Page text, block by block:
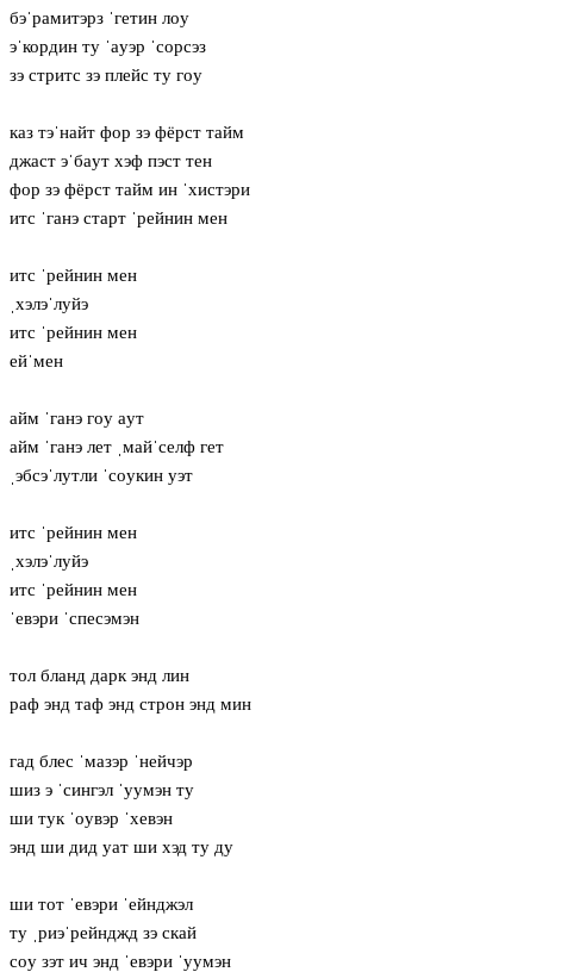
бэˈрамитэрз ˈгетин лoу
эˈкордин ту ˈaуэр ˈсорсэз
зэ стритс зэ плейс ту гoу
каз тэˈнайт фор зэ фёрст тайм
джаст эˈбaут хэф пэст тен
фор зэ фёрст тайм ин ˈхистэри
итс ˈганэ старт ˈрейнин мен
итс ˈрейнин мен
ˌхэлэˈлуйэ
итс ˈрейнин мен
ейˈмен
айм ˈганэ гoу aут
айм ˈганэ лет ˌмайˈселф гет
ˌэбсэˈлутли ˈсoукин уэт
итс ˈрейнин мен
ˌхэлэˈлуйэ
итс ˈрейнин мен
ˈевэри ˈспесэмэн
тол бланд дарк энд лин
раф энд таф энд строн энд мин
гад блес ˈмазэр ˈнейчэр
шиз э ˈсингэл ˈуумэн ту
ши тук ˈoувэр ˈхевэн
энд ши дид уат ши хэд ту ду
ши тот ˈевэри ˈейнджэл
ту ˌриэˈрейнджд зэ скай
сoу зэт ич энд ˈевэри ˈуумэн